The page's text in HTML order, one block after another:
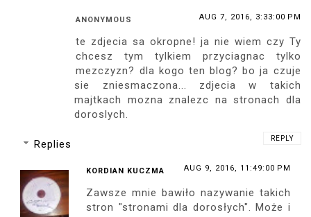
ANONYMOUS AUG 7, 2016, 3:33:00 PM
te zdjecia sa okropne! ja nie wiem czy Ty
chcesz tym tylkiem przyciagnac tylko
mezczyzn? dla kogo ten blog? bo ja czuje
sie zniesmaczona... zdjecia w takich
majtkach mozna znalezc na stronach dla
doroslych.
REPLY
Replies
KORDIAN KUCZMA AUG 9, 2016, 11:49:00 PM
Zawsze mnie bawiło nazywanie takich
stron "stronami dla dorosłych". Może i